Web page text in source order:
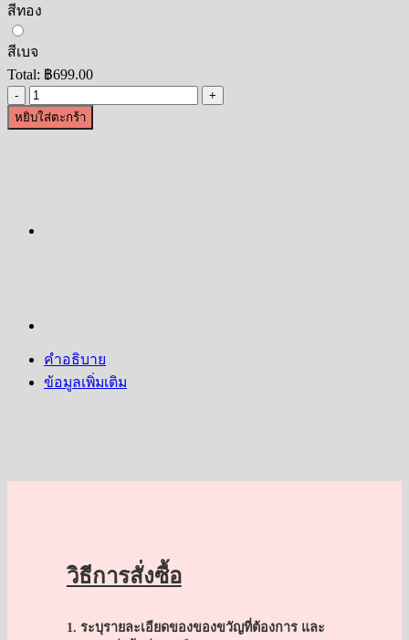
สีทอง
สีเบจ
Total: ฿699.00
จำนวน
กรอบ
ค
ทำ
"สวัสดี
เมือง
3
หยิบใส่ตะกร้า
คำอธิบาย
ข้อมูลเพิ่มเติม
วิธีการสั่งซื้อ
1. ระบุรายละเอียดของของขวัญที่ต้องการ และ